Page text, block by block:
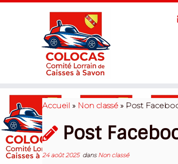
Skip
content
Accueil » Non classé » Post
Post
24 août 2025dans Non classé